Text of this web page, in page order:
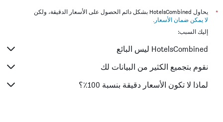
*
يحاول HotelsCombined بشكل دائم الحصول على الأسعار الدقيقة، ولكن
لا يمكن ضمان الأسعار .
إليك السبب:
HotelsCombined ليس البائع
نقوم بتجميع الكثير من البيانات لك
لماذا لا تكون الأسعار دقيقة بنسبة 100٪؟